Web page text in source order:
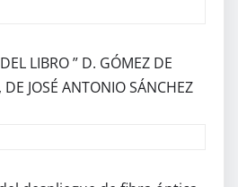
LIBRO ” D. GÓMEZ DE
DE JOSÉ ANTONIO SÁNCHEZ